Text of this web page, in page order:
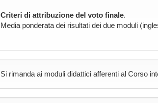
Criteri di attribuzione del voto finale.
Media ponderata dei risultati dei due moduli
Si rimanda ai moduli didattici afferenti al Corso